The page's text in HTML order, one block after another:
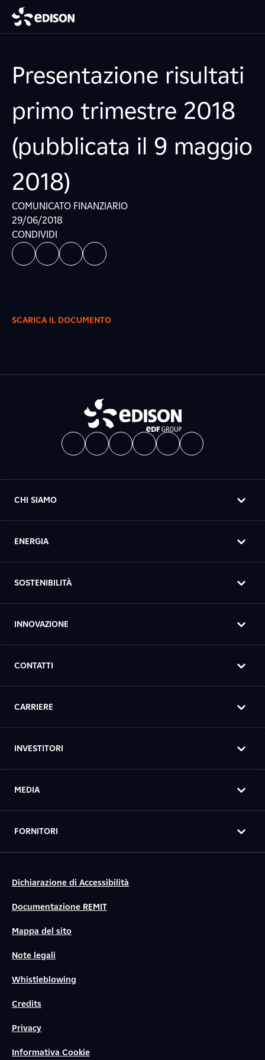
Presentazione risultati
primo trimestre 2018
(pubblicata il 9 maggio
2018)
COMUNICATO FINANZIARIO
29/06/2018
CONDIVIDI
SCARICA IL DOCUMENTO
CHI SIAMO
ENERGIA
SOSTENIBILITÀ
INNOVAZIONE
CONTATTI
CARRIERE
INVESTITORI
MEDIA
FORNITORI
Dichiarazione di Accessibilità
Documentazione REMIT
Mappa del sito
Note legali
Whistleblowing
Credits
Privacy
Informativa Cookie